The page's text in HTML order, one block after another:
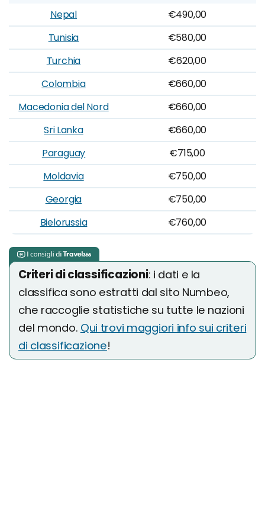
Nepal
€490,00
Tunisia
€580,00
Turchia
€620,00
Colombia
€660,00
Macedonia del Nord
€660,00
Sri Lanka
€660,00
Paraguay
€715,00
Moldavia
€750,00
Georgia
€750,00
Bielorussia
€760,00
Criteri di classificazioni: i dati e la
classifica sono estratti dal sito Numbeo,
che raccoglie statistiche su tutte le nazioni
del mondo. Qui trovi maggiori info sui criteri
di classificazione!